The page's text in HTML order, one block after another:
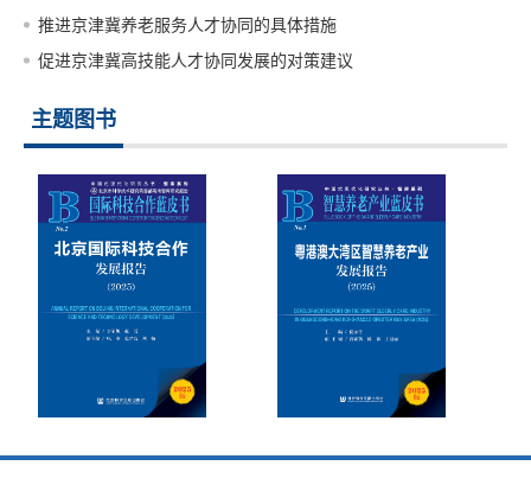
推进京津冀养老服务人才协同的具体措施
促进京津冀高技能人才协同发展的对策建议
主题图书